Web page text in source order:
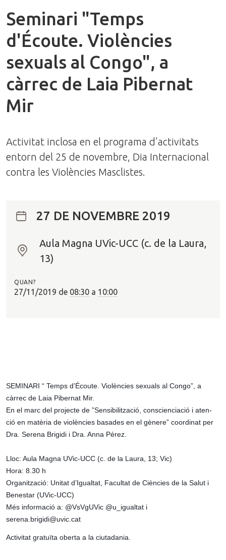
Seminari "Temps
d'Écoute. Violències
sexuals al Congo", a
càrrec de Laia Pibernat
Mir
Activitat inclosa en el programa d'activitats
entorn del 25 de novembre, Dia Internacional
contra les Violències Masclistes.
27 DE NOVEMBRE 2019
O
?
Aula Magna UVic-UCC (c. de la Laura,
13)
QUAN?
27/11/2019 de 08:30 a 10:00
SEMINARI “ Temps d’Écoute. Violències sexuals al Congo”, a
càrrec de Laia Pibernat Mir.
En el marc del projecte de ”Sensibilització, conscienciació i aten-
ció en matèria de violències basades en el gènere” coordinat per
Dra. Serena Brigidi i Dra. Anna Pérez.
Lloc: Aula Magna UVic-UCC (c. de la Laura, 13; Vic)
Hora: 8.30 h
Organització: Unitat d’Igualtat, Facultat de Ciències de la Salut i
Benestar (UVic-UCC)
Més informació a: @VsVgUVic @u_igualtat i
serena.brigidi@uvic.cat
Activitat gratuïta oberta a la ciutadania.